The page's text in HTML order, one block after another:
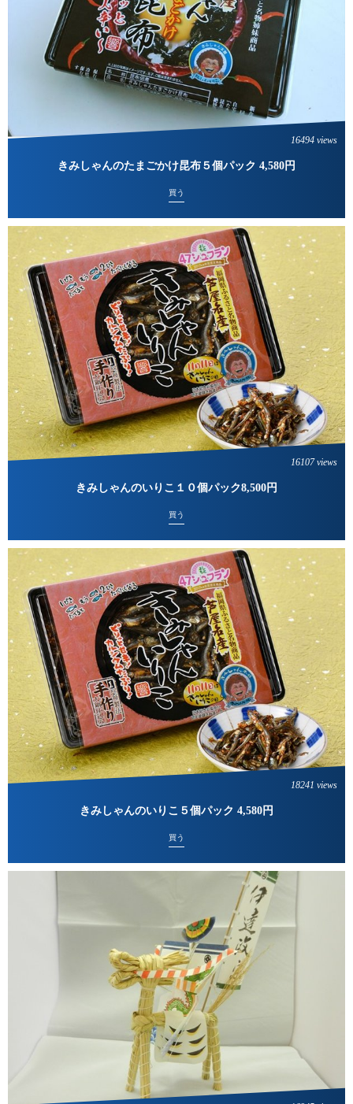
きみしゃんのたまごかけ昆布５個パック 4,580円
買う
16494 views
きみしゃんのいりこ１０個パック8,500円
買う
16107 views
きみしゃんのいりこ５個パック 4,580円
買う
18241 views